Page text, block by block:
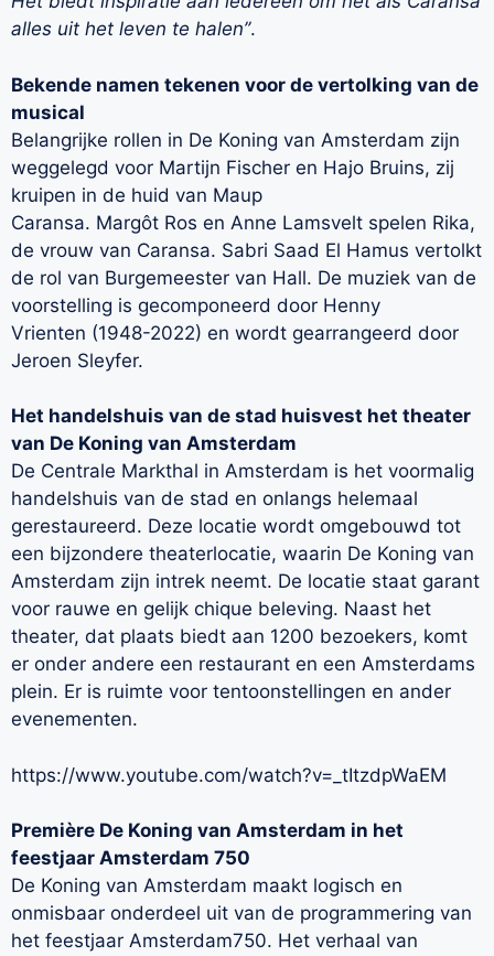
alles uit het leven te halen’’.
Bekende namen tekenen voor de vertolking van de
musical
Belangrijke rollen in De Koning van Amsterdam zijn
weggelegd voor Martijn Fischer en Hajo Bruins, zij
kruipen in de huid van Maup
Caransa. Margôt Ros en Anne Lamsvelt spelen Rika,
de vrouw van Caransa. Sabri Saad El Hamus vertolkt
de rol van Burgemeester van Hall. De muziek van de
voorstelling is gecomponeerd door Henny
Vrienten (1948-2022) en wordt gearrangeerd door
Jeroen Sleyfer.
Het handelshuis van de stad huisvest het theater
van De Koning van Amsterdam
De Centrale Markthal in Amsterdam is het voormalig
handelshuis van de stad en onlangs helemaal
gerestaureerd. Deze locatie wordt omgebouwd tot
een bijzondere theaterlocatie, waarin De Koning van
Amsterdam zijn intrek neemt. De locatie staat garant
voor rauwe en gelijk chique beleving. Naast het
theater, dat plaats biedt aan 1200 bezoekers, komt
er onder andere een restaurant en een Amsterdams
plein. Er is ruimte voor tentoonstellingen en ander
evenementen.
https://www.youtube.com/watch?v=_tItzdpWaEM
Première De Koning van Amsterdam in het
feestjaar Amsterdam 750
De Koning van Amsterdam maakt logisch en
onmisbaar onderdeel uit van de programmering van
het feestjaar Amsterdam750. Het verhaal van